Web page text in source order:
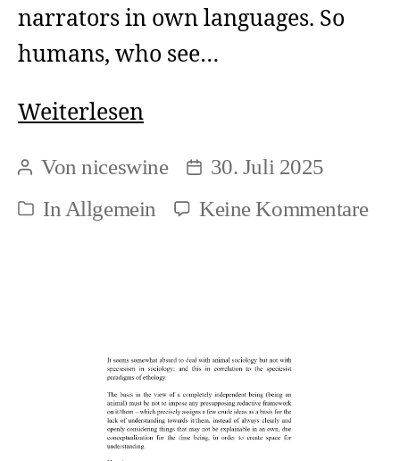
narrators in own languages. So
humans, who see…
WeiterlesenPamphlet:
narrations
in
Beitragsautor
Vonniceswine Beitragsdatum
30. Juli 2025
Kategorien
In Allgemein Keine Kommentarezu